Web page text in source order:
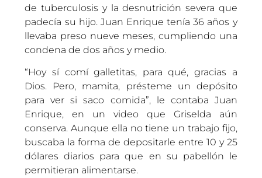
de tuberculosis y la desnutrición severa que
padecía su hijo. Juan Enrique tenía 36 años y
llevaba preso nueve meses, cumpliendo una
condena de dos años y medio.
“Hoy sí comí galletitas, para qué, gracias a
Dios. Pero, mamita, présteme un depósito
para ver si saco comida”, le contaba Juan
Enrique, en un video que Griselda aún
conserva. Aunque ella no tiene un trabajo fijo,
buscaba la forma de depositarle entre 10 y 25
dólares diarios para que en su pabellón le
permitieran alimentarse.